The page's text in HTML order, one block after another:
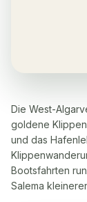
✓ Kochherd
Yes, with 4
✓ Backofen
Die West-
goldene
und das
Bootsfahrten
Salema